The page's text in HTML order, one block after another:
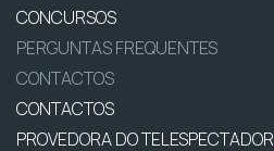
CONCURSOS
PERGUNTAS FREQUENTES
CONTACTOS
CONTACTOS
PROVEDORA DO TELESPECTADOR